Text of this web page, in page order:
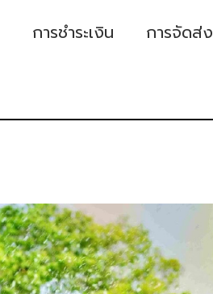
การชำระเงิน การจัดส่ง